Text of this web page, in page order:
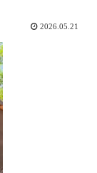
2026.05.21